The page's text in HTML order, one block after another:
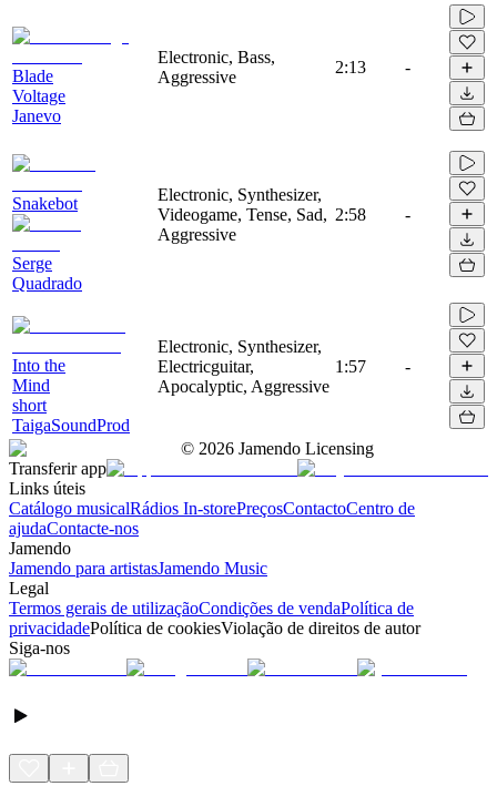
Blade
Voltage
Janevo
Electronic, Bass,
Aggressive
2:13 -
Snakebot
Serge
Quadrado
Electronic, Synthesizer,
Videogame, Tense, Sad,
Aggressive
2:58 -
Into the
Mind
short
TaigaSoundProd
Electronic, Synthesizer,
Electricguitar,
Apocalyptic, Aggressive
1:57 -
© 2026 Jamendo Licensing
Transferir app
Links úteis
Catálogo musicalRádios In-storePreçosContactoCentro de
ajudaContacte-nos
Jamendo
Jamendo para artistasJamendo Music
Legal
Termos gerais de utilizaçãoCondições de vendaPolítica de
privacidadePolítica de cookiesViolação de direitos de autor
Siga-nos